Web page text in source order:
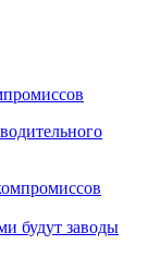
будут заводы